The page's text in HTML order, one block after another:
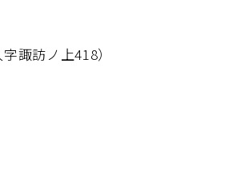
諏訪ノ上418）